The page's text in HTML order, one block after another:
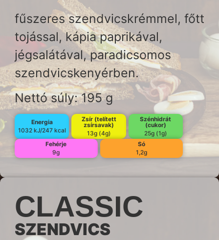
fűszeres szendvicskrémmel, főtt
tojással, kápia paprikával,
jégsalátával, paradicsomos
szendvicskenyérben.
Nettó súly: 195 g
Energia
1032 kJ/247 kcal
Zsír (telített
zsírsavak)
13g (4g)
Szénhidrát
(cukor)
25g (1g)
Fehérje
9g
Só
1,2g
CLASSIC
SZENDVICS